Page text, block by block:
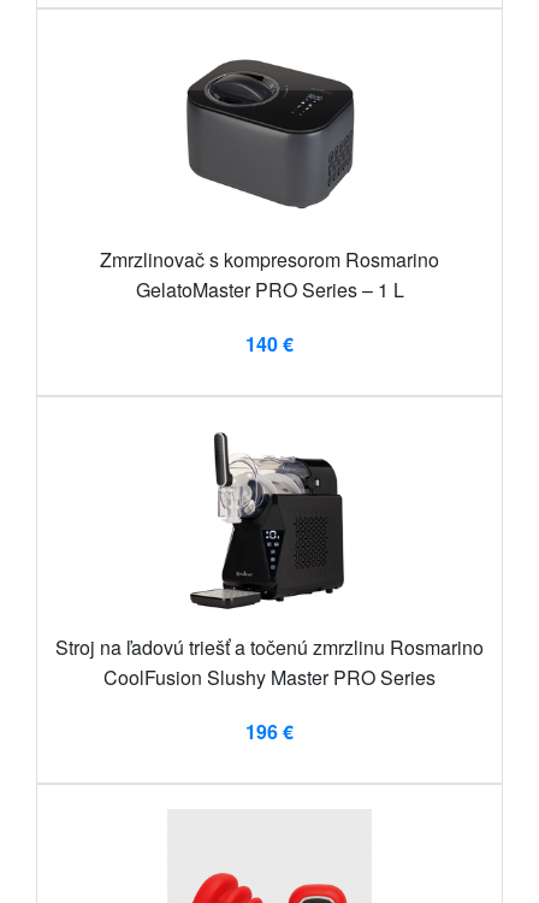
Zmrzlinovač s kompresorom Rosmarino
GelatoMaster PRO Series – 1 L
140 €
Stroj na ľadovú triešť a točenú zmrzlinu Rosmarino
CoolFusion Slushy Master PRO Series
196 €